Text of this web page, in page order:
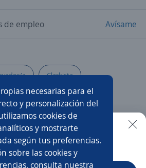
necesarias para el
y personalización del
cookies de
y mostrarte
según tus preferencias.
sobre las cookies y
consulta nuestra
de empleo Avísame
a Clarkista
de seguridad patrimonial
ejecutivo uber
Ayudante general
es más fácil en la app